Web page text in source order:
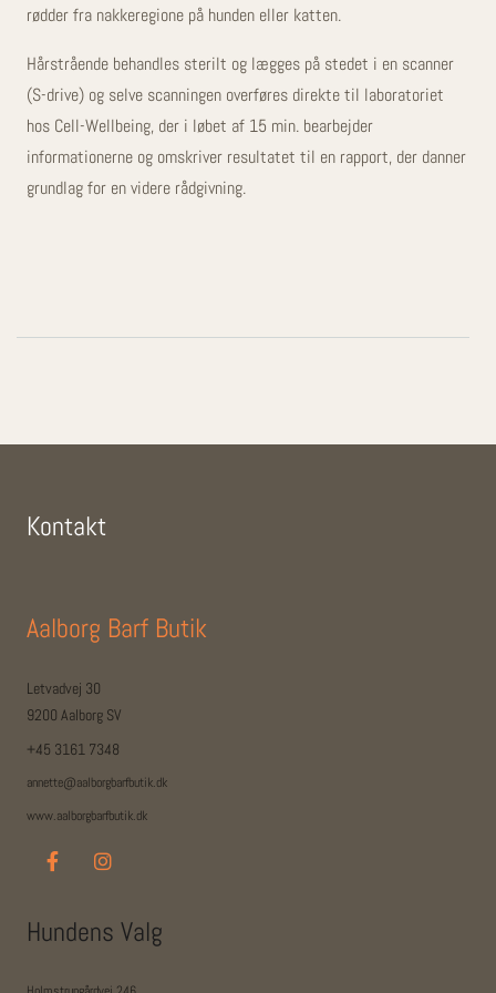
rødder fra nakkeregione på hunden eller katten.
Hårstrående behandles sterilt og lægges på stedet i en scanner
(S-drive) og selve scanningen overføres direkte til laboratoriet
hos Cell-Wellbeing, der i løbet af 15 min. bearbejder
informationerne og omskriver resultatet til en rapport, der danner
grundlag for en videre rådgivning.
Kontakt
Aalborg Barf Butik
Letvadvej 30
9200 Aalborg SV
+45 3161 7348
annette@aalborgbarfbutik.dk
www.aalborgbarfbutik.dk
Hundens Valg